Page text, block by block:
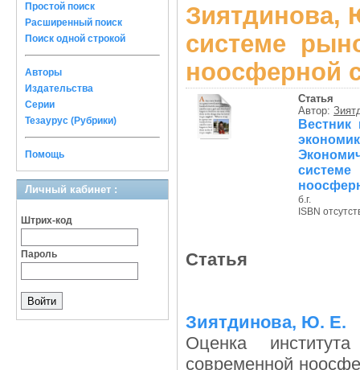
Простой поиск
Расширенный поиск
Поиск одной строкой
Авторы
Издательства
Серии
Тезаурус (Рубрики)
Помощь
Личный кабинет :
Штрих-код
Пароль
Зиятдинова,
системе
ноосферной
Статья
Автор:
Вестник
б.г.
ISBN
Статья
Зиятдинова, Ю. Е.
Оценка
современной